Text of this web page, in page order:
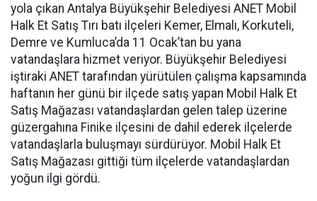
yola çıkan Antalya Büyükşehir Belediyesi ANET Mobil
Halk Et Satış Tırı batı ilçeleri Kemer, Elmalı, Korkuteli,
Demre ve Kumluca’da 11 Ocak’tan bu yana
vatandaşlara hizmet veriyor. Büyükşehir Belediyesi
iştiraki ANET tarafından yürütülen çalışma kapsamında
haftanın her günü bir ilçede satış yapan Mobil Halk Et
Satış Mağazası vatandaşlardan gelen talep üzerine
güzergahına Finike ilçesini de dahil ederek ilçelerde
vatandaşlarla buluşmayı sürdürüyor. Mobil Halk Et
Satış Mağazası gittiği tüm ilçelerde vatandaşlardan
yoğun ilgi gördü.